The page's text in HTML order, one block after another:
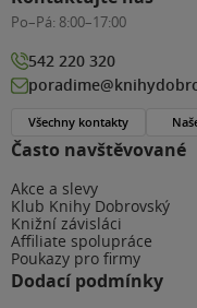
Často navštěvované
Akce a slevy
Klub Knihy Dobrovský
Knižní závisláci
Affiliate spolupráce
Poukazy pro firmy
Dodací podmínky
Po–Pá: 8:00–17:00
542 220 320
Všechny kontakty